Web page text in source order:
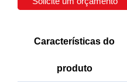
Características do
produto